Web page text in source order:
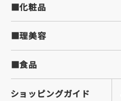
■化粧品
■理美容
■食品
ショッピングガイド